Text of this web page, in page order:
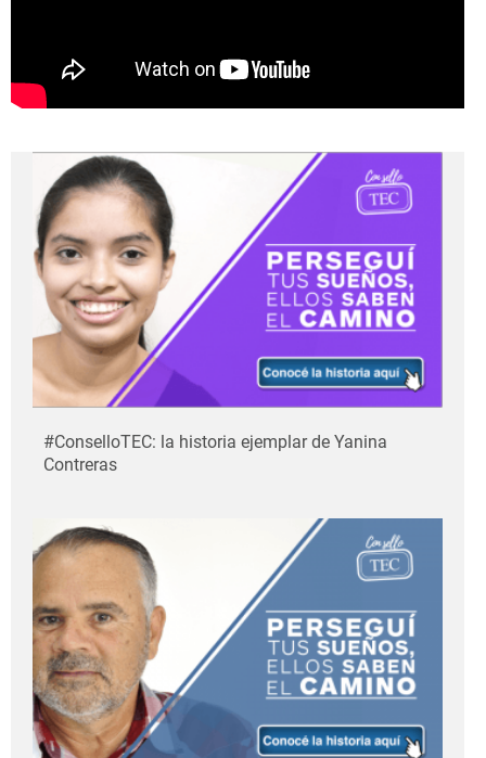
#ConselloTEC: la historia ejemplar de Yanina
Contreras